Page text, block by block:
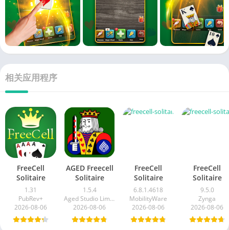
相关应用程序
FreeCell
Solitaire
1.31
PubRev+
2026-08-06
AGED Freecell
Solitaire
1.5.4
Aged Studio Limited
2026-08-06
FreeCell
Solitaire
6.8.1.4618
MobilityWare
2026-08-06
FreeCell
Solitaire
9.5.0
Zynga
2026-08-06